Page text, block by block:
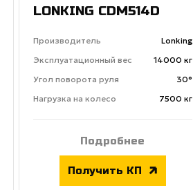
LONKING CDM514D
Производитель
Lonking
Эксплуатационный вес
14000 кг
Угол поворота руля
30°
Нагрузка на колесо
7500 кг
Подробнее
Получить КП